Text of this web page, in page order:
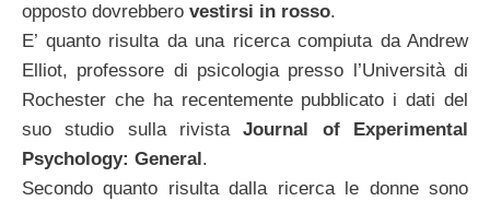
opposto dovrebbero vestirsi in rosso.
E’ quanto risulta da una ricerca compiuta da Andrew
Elliot, professore di psicologia presso l’Università di
Rochester che ha recentemente pubblicato i dati del
suo studio sulla rivistaJournal of Experimental
Psychology: General.
Secondo quanto risulta dalla ricerca le donne sono